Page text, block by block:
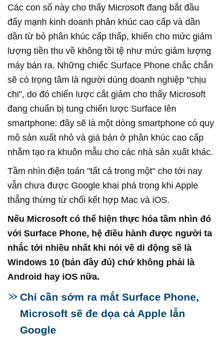
Các con số này cho thấy Microsoft đang bắt đầu
đẩy mạnh kinh doanh phân khúc cao cấp và dần
dần từ bỏ phân khúc cấp thấp, khiến cho mức giảm
lượng tiền thu về không tồi tệ như mức giảm lượng
máy bán ra. Những chiếc Surface Phone chắc chắn
sẽ có trọng tâm là người dùng doanh nghiệp "chịu
chi", do đó chiến lược cắt giảm cho thấy Microsoft
đang chuẩn bị tung chiến lược Surface lên
smartphone: đây sẽ là một dòng smartphone có quy
mô sản xuất nhỏ và giá bán ở phân khúc cao cấp
nhằm tạo ra khuôn mẫu cho các nhà sản xuất khác.
Tầm nhìn điện toán "tất cả trong một" cho tới nay
vẫn chưa được Google khai phá trong khi Apple
thẳng thừng từ chối kết hợp Mac và iOS.
Nếu Microsoft có thể hiện thực hóa tầm nhìn đó
với Surface Phone, hệ điều hành được người ta
nhắc tới nhiều nhất khi nói về di động sẽ là
Windows 10 (bản đầy đủ) chứ không phải là
Android hay iOS nữa.
Chỉ cần sớm ra mắt Surface Phone,
Microsoft sẽ đe dọa cả Apple lẫn
Google